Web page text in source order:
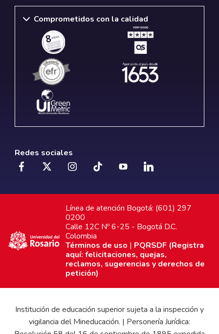
Comprometidos con la calidad
Redes sociales
Línea de atención Bogotá: (601) 297
0200
Calle 12C Nº 6-25 - Bogotá D.C.
Colombia
Términos de uso | PQRSDF (Registra
aquí: felicitaciones, quejas,
reclamos, sugerencias y derechos de
petición)
Institución de educación superior sujeta a la inspección y
vigilancia del Mineducación. | Personería Jurídica: